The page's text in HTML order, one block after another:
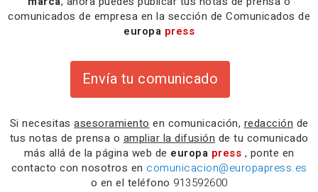
comunicados de empresa en la sección de Comunicados de
europa press
Envía tu comunicado
Si necesitas asesoramiento en comunicación, redacción de
tus notas de prensa o ampliar la difusión de tu comunicado
más allá de la página web de europa press , ponte en
contacto con nosotros en comunicacion@europapress.es
o en el teléfono 913592600